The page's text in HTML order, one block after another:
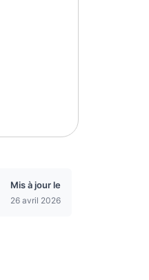
Mis à jour le
26 avril 2026